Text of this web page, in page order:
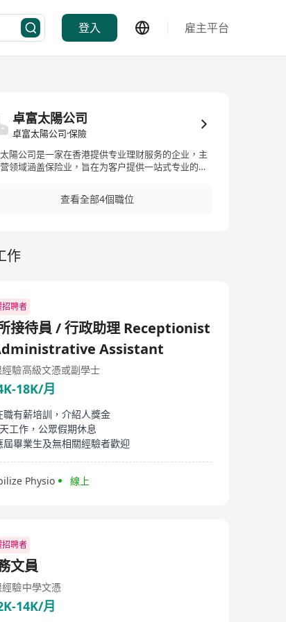
登入 雇主平台
卓富太陽公司
卓富太陽公司·保險
陽公司是一家在香港提供专业理财服务的企业，主
领域涵盖保险业，旨在为客户提供一站式专业的理
服务内容包括财富管理、风险管理、退休计划、投资
等领域。卓富太陽公司旗下产品涵盖各式各样的人寿
company in Hong Kong
professional financial services, primarily
The company is dedicated to assisting
of life, with service offerings including wealth
risk management, retirement plans, and
savings. Zhuofu Solar offers a wide range of
schemes and financial solutions under its
providing customers with comprehensive
and financial options. As an enterprise
continuously strives to enhance service quality,
more financial opportunities and choices to its
查看全部4個職位
作
招聘者
接待員 / 行政助理 Receptionist
Assistant
經驗高級文憑或副學士
18K/月
職有薪培訓，介紹人獎金
工作，公眾假期休息
屆畢業生及無相關經驗者歡迎
Physio 線上
招聘者
文員
經驗中學文憑
14K/月